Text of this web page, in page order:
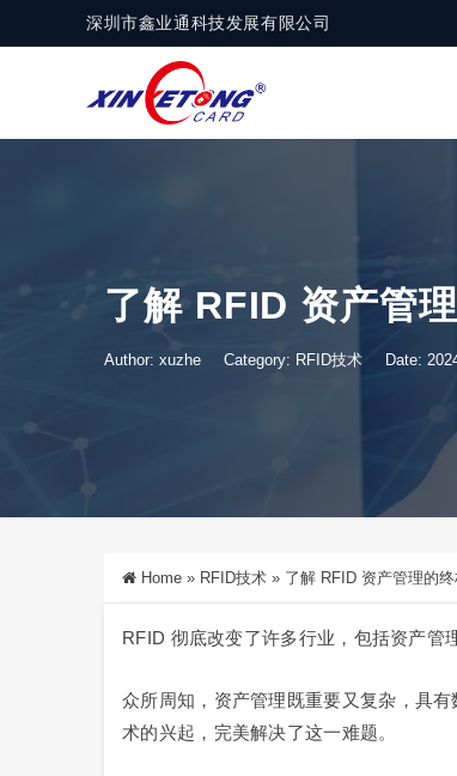
深圳市鑫业通科技发展有限公司
了解 RFID 资产管
Author: xuzhe Category: RFID技术 Date:
Home » RFID技术 » 了解 RFID 资产管理的
RFID 彻底改变了许多行业，包括资产管
众所周知，资产管理既重要又复杂，具
术的兴起，完美解决了这一难题。